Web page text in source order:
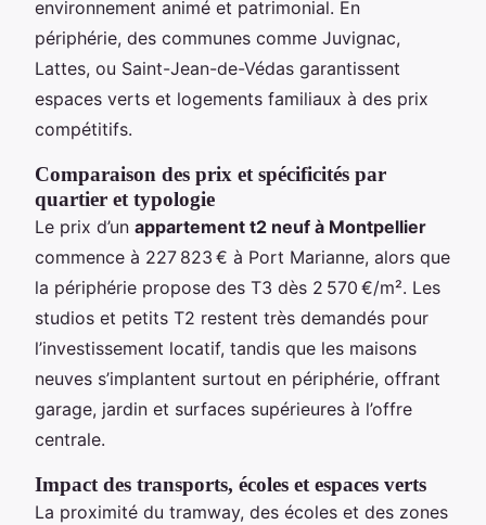
environnement animé et patrimonial. En
périphérie, des communes comme Juvignac,
Lattes, ou Saint-Jean-de-Védas garantissent
espaces verts et logements familiaux à des prix
compétitifs.
Comparaison des prix et spécificités par
quartier et typologie
Le prix d’un appartement t2 neuf à Montpellier
commence à 227 823 € à Port Marianne, alors que
la périphérie propose des T3 dès 2 570 €/m². Les
studios et petits T2 restent très demandés pour
l’investissement locatif, tandis que les maisons
neuves s’implantent surtout en périphérie, offrant
garage, jardin et surfaces supérieures à l’offre
centrale.
Impact des transports, écoles et espaces verts
La proximité du tramway, des écoles et des zones